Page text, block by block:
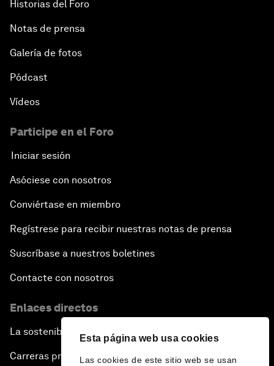
Esta página web usa cookies
Las cookies de este sitio web se usan
Historias del Foro
Notas de prensa
Galería de fotos
Pódcast
Vídeos
Participe en el Foro
Iniciar sesión
Asóciese con nosotros
Conviértase en miembro
Regístrese para recibir nuestras notas de prensa
Suscríbase a nuestros boletines
Contacte con nosotros
Enlaces directos
La sostenibilidad en el Foro
Carreras profesionales